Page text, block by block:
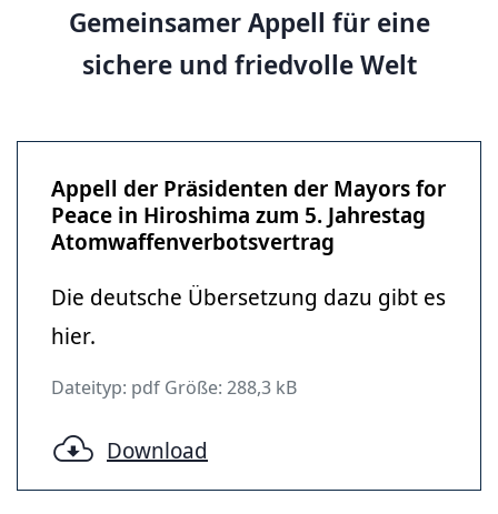
Gemeinsamer Appell für eine
sichere und friedvolle Welt
Appell der Präsidenten der Mayors for
Peace in Hiroshima zum 5. Jahrestag
Atomwaffenverbotsvertrag
Die deutsche Übersetzung dazu gibt es
hier.
Dateityp: pdf Größe: 288,3 kB
Download